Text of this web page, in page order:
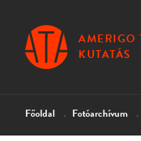
AMERIGO
KUTATÁS
Főoldal Fotóarchívum